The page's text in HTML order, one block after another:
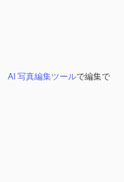
AI 写真編集ツールで編集で